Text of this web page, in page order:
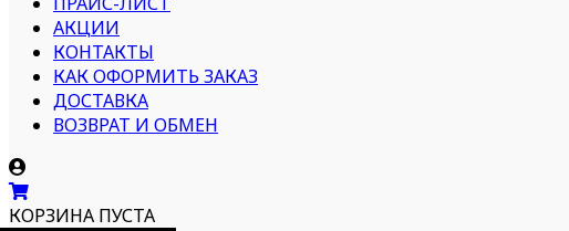
АКЦИИ
КОНТАКТЫ
КАК ОФОРМИТЬ ЗАКАЗ
ДОСТАВКА
ВОЗВРАТ И ОБМЕН
КОРЗИНА ПУСТА